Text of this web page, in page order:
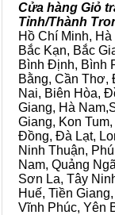
Cửa hàng Giỏ
Tỉnh/Thành
Hồ Chí Minh,
Bắc Kạn, Bắc
Bình Định, Bình
Bằng, Cần
Nai, Biên Hòa,
Giang, Hà
Giang, Kon
Đồng, Đà Lạt,
Ninh Thuận,
Nam, Quảng
Sơn La, Tây
Huế, Tiền
Vĩnh Phúc, Yên